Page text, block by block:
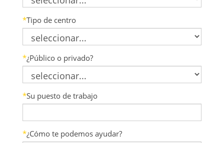
*Tipo de centro
*¿Público o privado?
*Su puesto de trabajo
*¿Cómo te podemos ayudar?